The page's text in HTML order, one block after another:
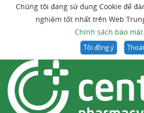
Chúng tôi đang sử dụng Cookie để
nghiệm tốt nhất trên Web
Chính sách bảo mật
Tôi đồng ý